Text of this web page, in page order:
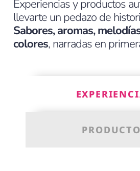
Experiencias y productos
llevarte un pedazo de
Sabores, aromas,
colores, narradas en